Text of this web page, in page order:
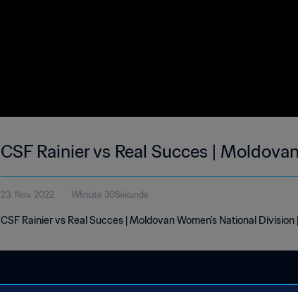
CSF Rainier vs Real Succes |
23. Nov. 2022 1Minute 30Sekunde
CSF Rainier vs Real Succes | Moldovan Women's National